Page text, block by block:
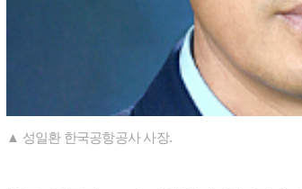
▲ 성일환 한국공항공사 사장.